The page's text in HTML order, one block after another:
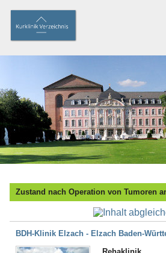
Zustand nach Operation von Tumoren
BDH-Klinik Elzach - Elzach Baden-